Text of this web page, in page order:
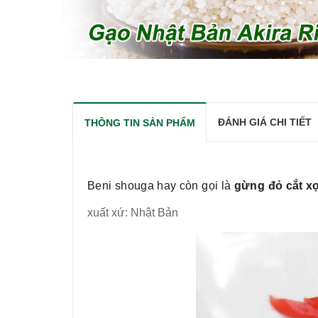
THÔNG TIN SẢN PHẨM ĐÁNH GIÁ CHI TIẾT
Beni shouga hay còn gọi là gừng đỏ cắt
xuất xứ: Nhật Bản